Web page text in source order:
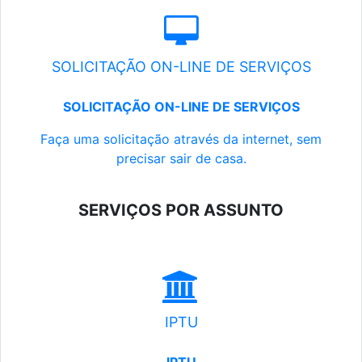
SOLICITAÇÃO ON-LINE DE SERVIÇOS
SOLICITAÇÃO ON-LINE DE SERVIÇOS
Faça uma solicitação através da internet, sem
precisar sair de casa.
SERVIÇOS POR ASSUNTO
IPTU